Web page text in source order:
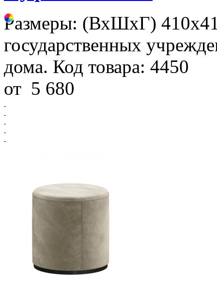
Размеры: (ВхШхГ)
государственных
дома. Код товара: 4450
от 5 680